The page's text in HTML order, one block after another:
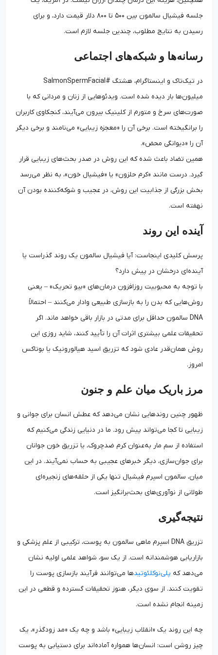
جلسه فیشیال سالمون بین ۵۰۰ تا ۸۰۰ دلار قیمت دارد، و برای
رسیدن به نتایج مطلوب، چندین جلسه لازم است.
رسانه‌ها و شبکه‌های اجتماعی
در تیک‌تاک و اینستاگرام، هشتگ #SalmonSpermFacial
میلیون‌ها بار دیده شده است. ویدئوهایی از زنان و مردانی که با
صورت‌های سرخ و متورم از کلینیک بیرون می‌آیند، کنجکاوی کاربران
را برانگیخته است. برخی آن را «معجزه زیبایی» می‌نامند و برخی دیگر
آن را «دیوانگی محض».
همین تضاد باعث شده که این روش در صدر بحث‌های زیبایی قرار
گیرد. درست مانند «کرم حلزون» یا «فیشیال خون»، به نظر می‌رسد
بخش بزرگی از جذابیت این روش، در عجیب و شوکه‌کننده بودن آن
نهفته است.
آینده این روند
پرسش کلیدی اینجاست: آیا فیشیال سالمون یک روند گذراست یا
آینده‌ای درخشان در پیش دارد؟
با توجه به محبوبیت روزافزون درمان‌های «بیو تحریک» – یعنی
روش‌هایی که بدن را به بازسازی طبیعی وادار می‌کنند – احتمالاً
DNA سالمون حداقل برای مدتی در بازار باقی خواهد ماند. اگر
تحقیقات علمی بیشتری اثرات آن را تأیید کنند، شاید روزی این
روش همان‌قدر عادی شود که تزریق اسید هیالورونیک یا بوتاکس
امروز.
مرز باریک میان علم و جنون
ظهور چنین روندهایی نشان می‌دهد که عطش انسان برای جوانی و
زیبایی تا کجا می‌تواند پیش رود. ما در دنیایی زندگی می‌کنیم که
استفاده از سم مار به‌عنوان کرم ضدچروک، یا تزریق خون جوانان
برای جوان‌سازی، دیگر خبرهای عجیبی به حساب نمی‌آیند. در این
میان، سالمون اسپرم فیشیال تنها یکی از حلقه‌های زنجیره‌ای
طولانی از نوآوری‌های بحث‌برانگیز است.
نتیجه‌گیری
تزریق DNA اسپرم ماهی سالمون به پوست، ترکیبی از علم پزشکی و
بازاریابی هوشمندانه است. از یک سو، شواهد علمی اولیه نشان
می‌دهد کهپلی‌نوکلئوتیدها می‌توانند فرآیند بازسازی پوست را
تقویت کنند. از سوی دیگر، هنوز تحقیقات گسترده و قطعی در این
زمینه انجام نشده است.
چه این روند یک «انقلاب زیبایی» باشد و چه یک «مد زودگذر»، یک
چیز روشن است: انسان‌ها همواره آماده‌اند برای دستیابی به پوست